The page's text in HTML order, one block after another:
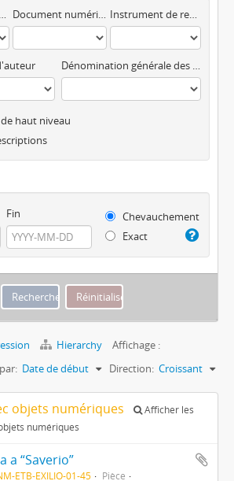
Niveau de description Document numérique disponible Instrument de recherche
Dénomination générale des documents
haut niveau
Fin
Chevauchement
Exact
Hierarchy
Affichage :
Date de début Direction: Croissant
objets numériques
Afficher les
numériques
a “Saverio”
ETB-EXILIO-01-45 Pièce